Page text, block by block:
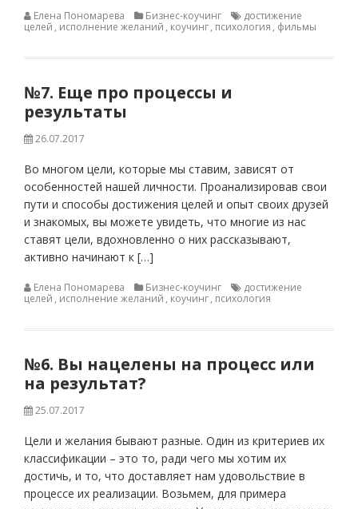
Елена Пономарева Бизнес-коучинг
достижение
целей , исполнение желаний , коучинг, психология , фильмы
№7. Еще про процессы и
результаты
26.07.2017
Во многом цели, которые мы ставим, зависят от
особенностей нашей личности. Проанализировав свои
пути и способы достижения целей и опыт своих друзей
и знакомых, вы можете увидеть, что многие из нас
ставят цели, вдохновленно о них рассказывают,
активно начинают к […]
Елена Пономарева Бизнес-коучинг
достижение
целей , исполнение желаний , коучинг, психология
№6. Вы нацелены на процесс или
на результат?
25.07.2017
Цели и желания бывают разные. Один из критериев их
классификации – это то, ради чего мы хотим их
достичь, и то, что доставляет нам удовольствие в
процессе их реализации. Возьмем, для примера